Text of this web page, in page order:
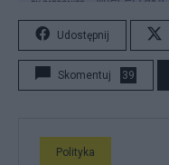
Udostępnij
Skomentuj 39
Polityka